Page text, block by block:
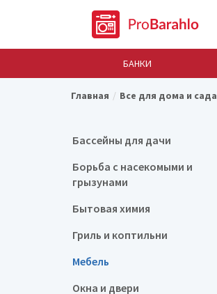
БАНКИ
Главная Все для дома и сада
Бассейны для дачи
Борьба с насекомыми и
грызунами
Бытовая химия
Гриль и коптильни
Мебель
Окна и двери